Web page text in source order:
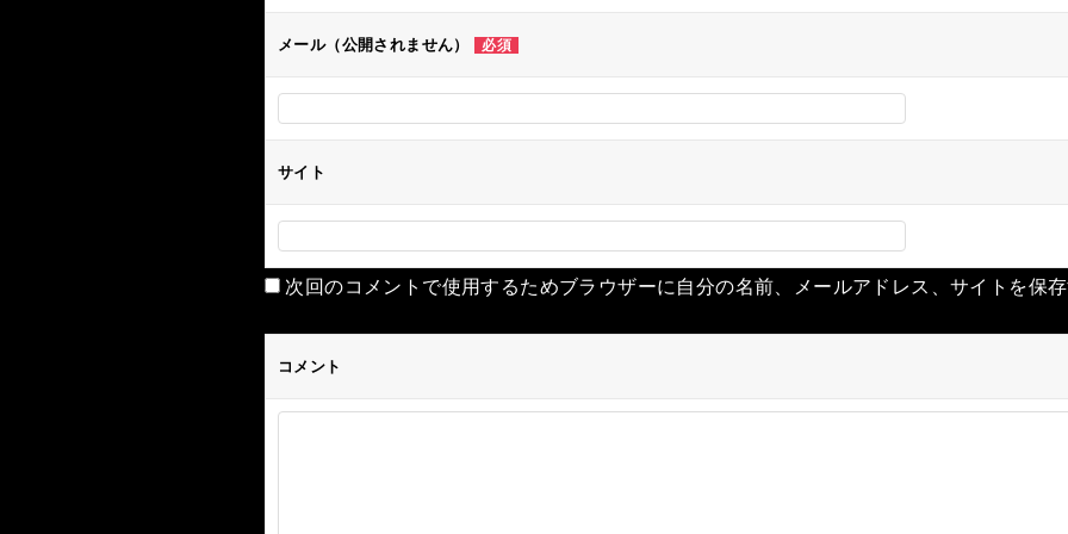
メール（公開されません） 必須
サイト
次回のコメントで使用するためブラウザーに自分の名前、メールアドレス、サイトを保
コメント